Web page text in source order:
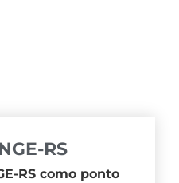
RS
RS como ponto